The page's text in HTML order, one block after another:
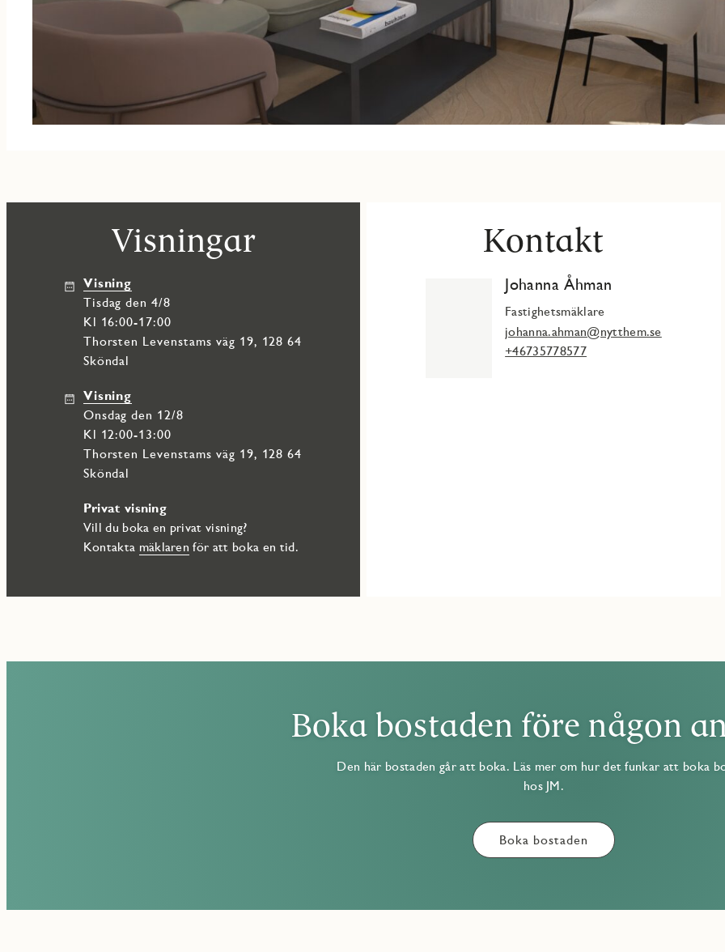
Visningar
Visning
tisdag den 4/8
Kl 16:00-17:00
Thorsten Levenstams väg 19, 128 64
Sköndal
Visning
onsdag den 12/8
Kl 12:00-13:00
Thorsten Levenstams väg 19, 128 64
Sköndal
Privat visning
Vill du boka en privat visning?
Kontakta mäklaren för att boka en tid.
Kontakt
Johanna Åhman
Fastighetsmäklare
johanna.ahman@nytthem.se
+46735778577
Boka bostaden före någon
Den här bostaden går att boka. Läs mer om hur det funkar att boka
hos JM.
Boka bostaden